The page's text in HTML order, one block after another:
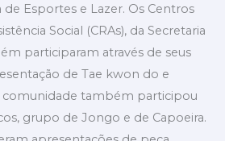
de Esportes e Lazer. Os Centros
Social (CRAs), da Secretaria
participaram através de seus
de Tae kwon do e
comunidade também participou
grupo de Jongo e de Capoeira.